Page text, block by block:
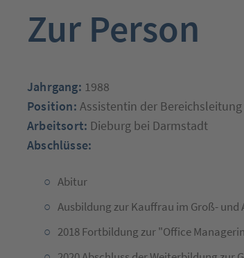
Zur Person
Jahrgang: 1988
Position: Assistentin der
Arbeitsort: Dieburg bei Darmstadt
Abschlüsse:
Abitur
Ausbildung zur Kauffrau im Groß- und
2018 Fortbildung zur "Office